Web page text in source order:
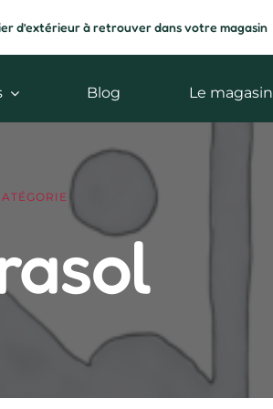
d’extérieur à retrouver dans votre magasin
Blog Le magasin